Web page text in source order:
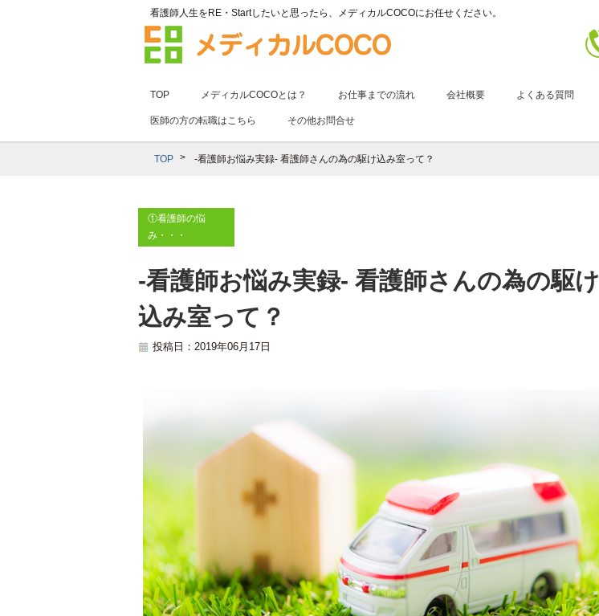
看護師人生をRE・Startしたいと思ったら、 メディカルCOCOにお任せください。
TOP メディカルCOCOとは？ お仕事までの流れ 会社概要 よくある質問
医師の方の転職はこちら その他お問合せ
TOP -看護師お悩み実録- 看護師さんの為の駆け込み室って？
①看護師の悩
み・・・
-看護師お悩み実録- 看護師さんの為の駆け
込み室って？
投稿日：2019年06月17日